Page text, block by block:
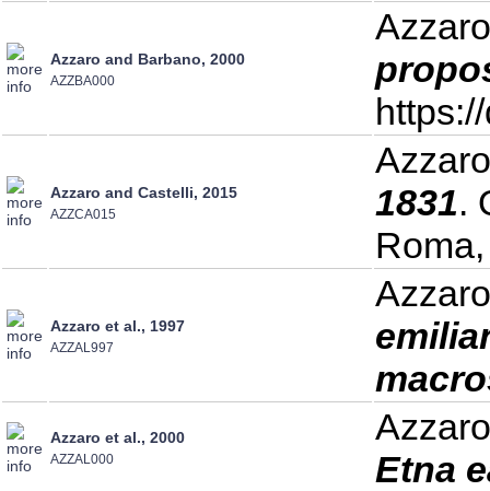
Azzaro and Barbano, 2000
AZZBA000
Azzaro and Castelli, 2015
AZZCA015
1831.
Azzaro et al., 1997
AZZAL997
Azzaro et al., 2000
AZZAL000
Etna